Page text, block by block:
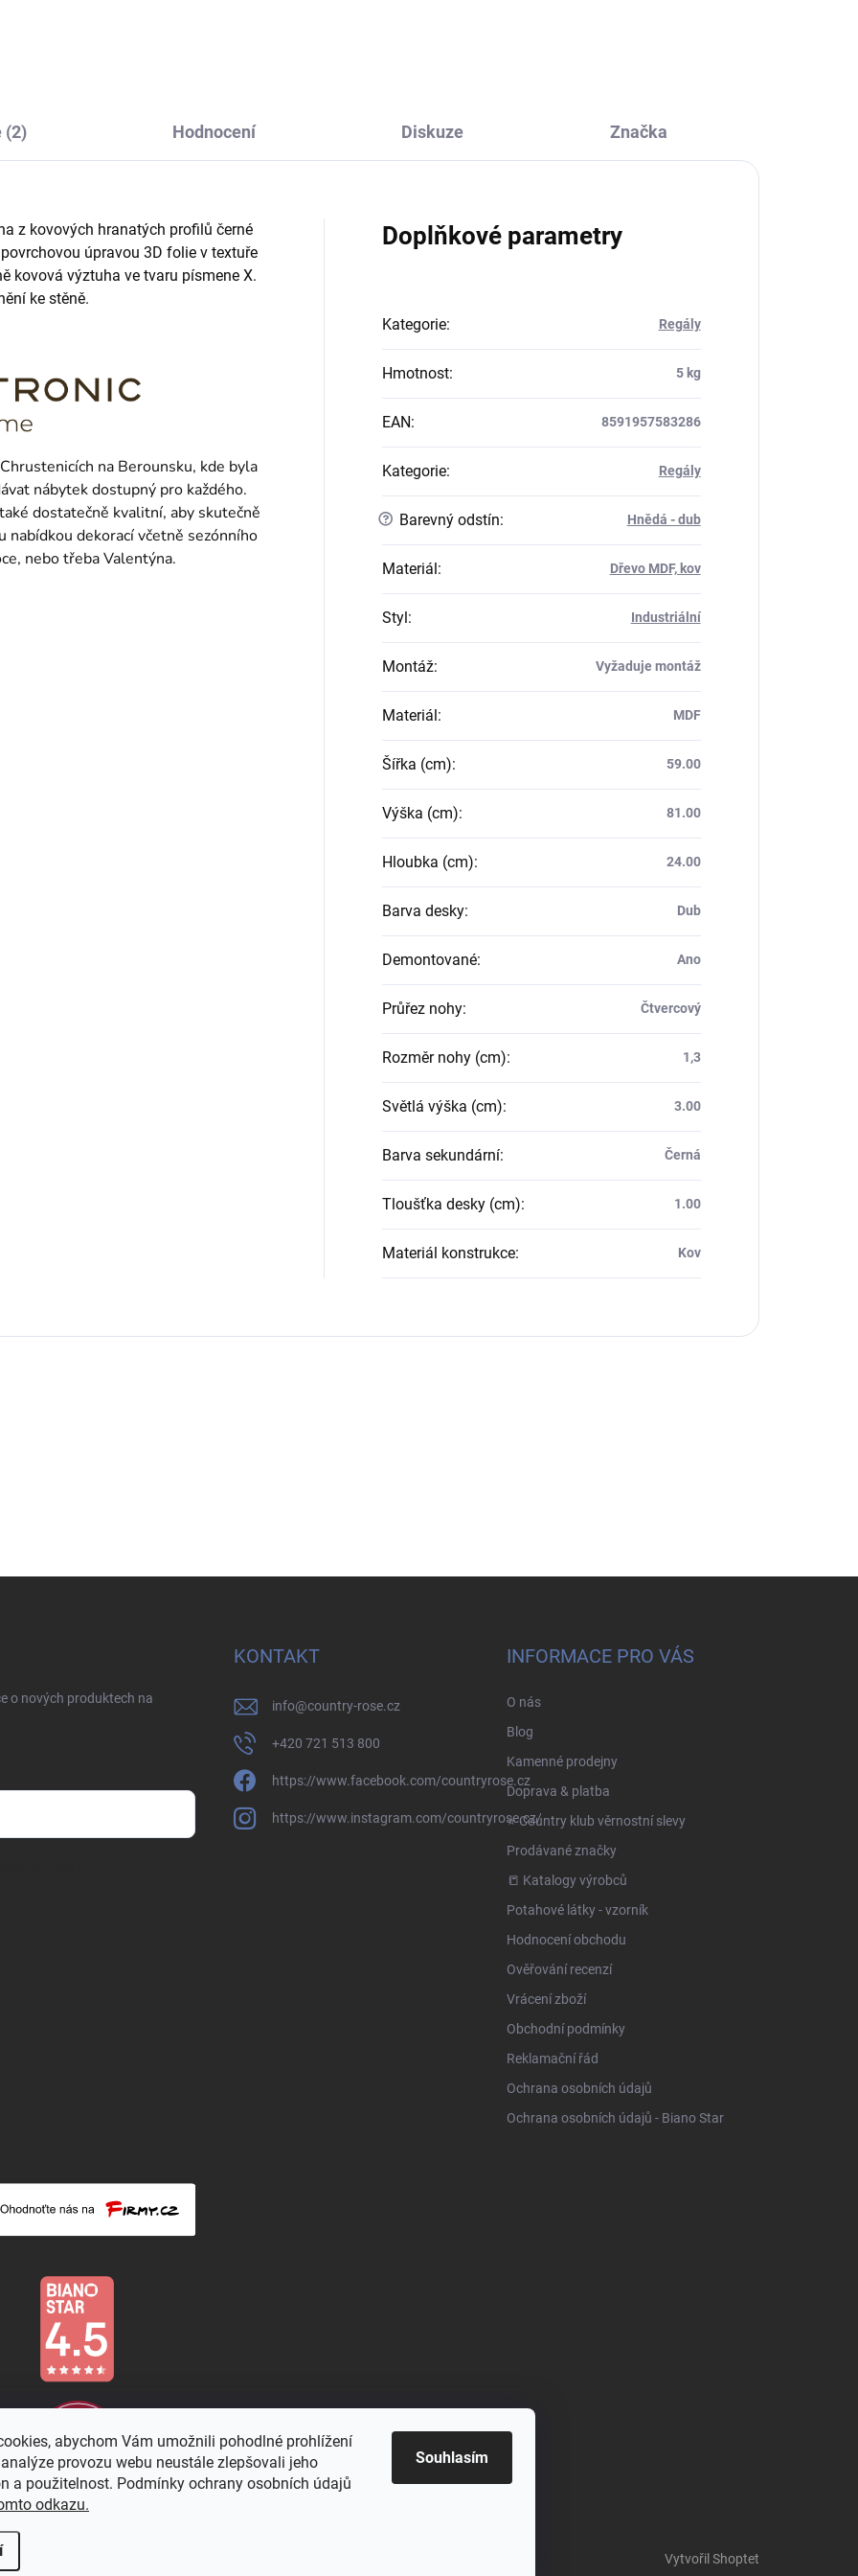
abychom Vám umožnili pohodlné prohlížení
provozu webu neustále zlepšovali jeho
a použitelnost. Podmínky ochrany osobních údajů
odkazu.
Souhlasím
(2) Hodnocení Diskuze Značka
z kovových hranatých profilů černé
úpravou 3D folie v textuře
kovová výztuha ve tvaru písmene X.
ke stěně.
na Berounsku, kde byla
nábytek dostupný pro každého.
dostatečně kvalitní, aby skutečně
dekorací včetně sezónního
nebo třeba Valentýna.
Doplňkové parametry
Kategorie: Regály
Hmotnost: 5 kg
EAN: 8591957583286
Kategorie: Regály
? Barevný odstín: Hnědá - dub
Materiál: Dřevo MDF, kov
Styl: Industriální
Montáž: Vyžaduje montáž
Materiál: MDF
Šířka (cm): 59.00
Výška (cm): 81.00
Hloubka (cm): 24.00
Barva desky: Dub
Demontované: Ano
Průřez nohy: Čtvercový
Rozměr nohy (cm): 1,3
Světlá výška (cm): 3.00
Barva sekundární: Černá
Tloušťka desky (cm): 1.00
Materiál konstrukce: Kov
o nových produktech na
KONTAKT
info@country-rose.cz
+420 721 513 800
https://www.facebook.com/countryrose.cz
https://www.instagram.com/countryrose.cz/
INFORMACE PRO VÁS
O nás
Blog
Kamenné prodejny
Doprava & platba
⭐️ Country klub věrnostní slevy
Prodávané značky
📒 Katalogy výrobců
Potahové látky - vzorník
Hodnocení obchodu
Ověřování recenzí
Vrácení zboží
Obchodní podmínky
Reklamační řád
Ochrana osobních údajů
Ochrana osobních údajů - Biano Star
Vytvořil Shoptet